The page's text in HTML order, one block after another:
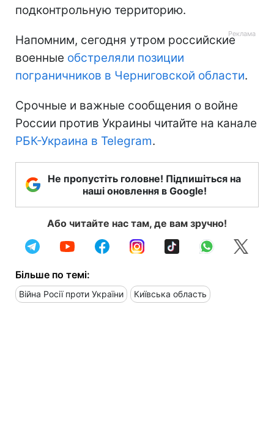
подконтрольную территорию.
Напомним, сегодня утром российские
военные обстреляли позиции
пограничников в Черниговской области.
Срочные и важные сообщения о войне
России против Украины читайте на канале
РБК-Украина в Telegram.
Не пропустіть головне! Підпишіться на
наші оновлення в Google!
Або читайте нас там, де вам зручно!
Більше по темі:
Війна Росії проти України Київська область